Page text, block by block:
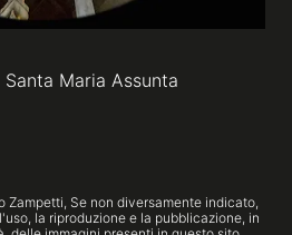
Maria Assunta
Zampetti, Se non diversamente indicato,
la riproduzione e la pubblicazione, in